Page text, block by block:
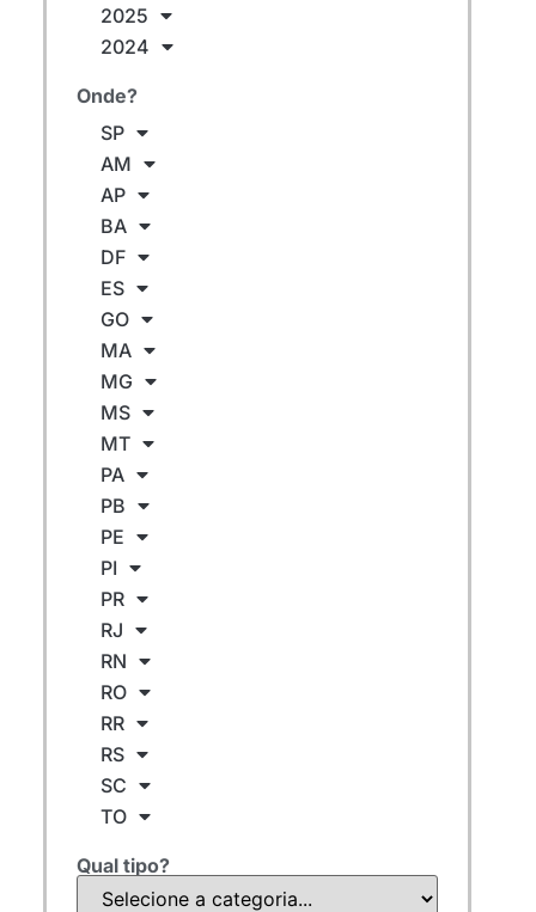
2025
2024
Onde?
SP
AM
AP
BA
DF
ES
GO
MA
MG
MS
MT
PA
PB
PE
PI
PR
RJ
RN
RO
RR
RS
SC
TO
Qual tipo?